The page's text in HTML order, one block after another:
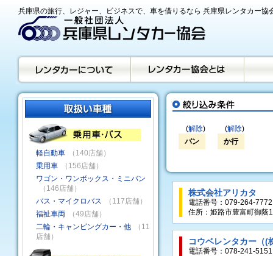
兵庫県の旅行、レジャー、ビジネスで、車を借りるなら 兵庫県レンタカー協
(解除)
バン
(解除)
か行
軽自動車
（140店舗）
乗用車
（156店舗）
ワゴン・ワンボックス・ミニバン
（146店舗）
バス・マイクロバス
（117店舗）
福祉車両
（49店舗）
二輪・キャンピングカー・他
（11
店舗）
株式会社アリカタ
電話番号：079-264-7772
住所：姫路市豊富町御蔭
コウベレンタカー（
電話番号：078-241-5151